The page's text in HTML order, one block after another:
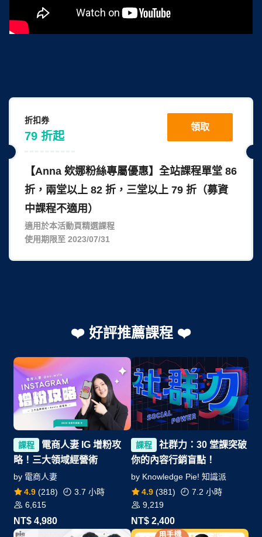
折扣券
79 折起
【Anna 欸娜粉絲專屬優惠】全站課程單堂 86
折，兩堂以上 82 折，三堂以上 79 折（募資
中課程不適用）
適用於本活動頁精選課程
使用期限至 2023/07/31
領取
❤️ 好評推薦課程 ❤️
課程
電商人妻 IG 增粉攻
略！三大領域經營術
by 電商人妻
4.9 (218)
3.7 小時
6,615
NT$ 4,980
課程
社群力：30 堂課突破
你的內容行銷盲點！
by Knowledge Pie! 知識派
4.9 (381)
7.2 小時
9,219
NT$ 2,400